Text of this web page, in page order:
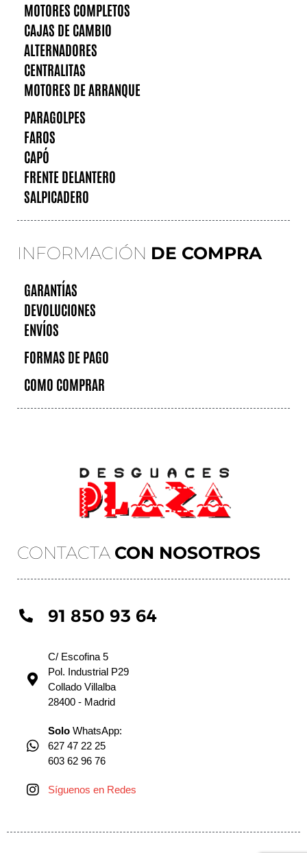
CONTACTA CON NOSOTROS
91 850 93 64
C/ Escofina 5
Pol. Industrial P29
Collado Villalba
28400 - Madrid
Solo WhatsApp:
627 47 22 25
603 62 96 76
Síguenos en Redes
MOTORES COMPLETOS
CAJAS DE CAMBIO
ALTERNADORES
CENTRALITAS
MOTORES DE ARRANQUE
PARAGOLPES
FAROS
CAPÓ
FRENTE DELANTERO
SALPICADERO
INFORMACIÓN DE COMPRA
GARANTÍAS
DEVOLUCIONES
ENVÍOS
FORMAS DE PAGO
COMO COMPRAR